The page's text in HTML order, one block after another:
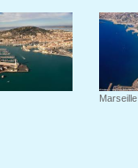
Marseille